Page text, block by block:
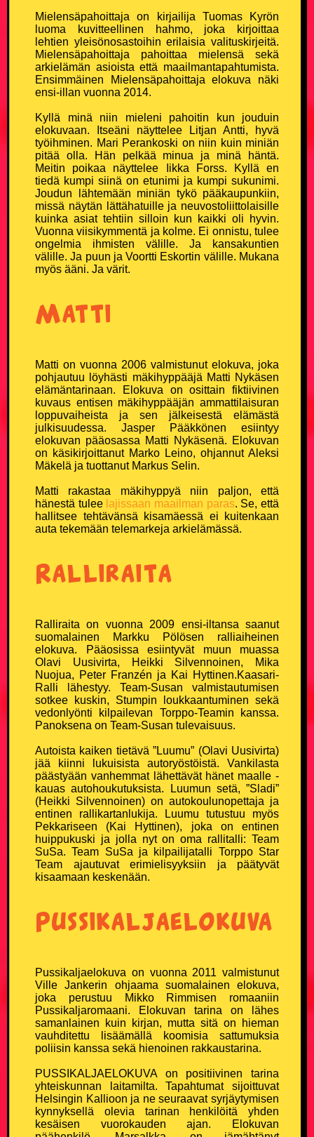
Miesten T-paidat
Naisten T-paidat
Lasten paidat
Lippikset ja myssyt
Mukit ja tarvikkeet
Vitsien Vitsit Verkkokauppa
SOSIAALINEN MEDIA
Facebook
Twitter X
Instagram
Mielensäpahoittaja on kirjailija Tuomas Kyrön
luoma kuvitteellinen hahmo, joka kirjoittaa
lehtien yleisönosastoihin erilaisia valituskirjeitä.
Mielensäpahoittaja pahoittaa mielensä sekä
arkielämän asioista että maailmantapahtumista.
Ensimmäinen Mielensäpahoittaja elokuva näki
ensi-illan vuonna 2014.
Kyllä minä niin mieleni pahoitin kun jouduin
elokuvaan. Itseäni näyttelee Litjan Antti, hyvä
työihminen. Mari Perankoski on niin kuin miniän
pitää olla. Hän pelkää minua ja minä häntä.
Meitin poikaa näyttelee Iikka Forss. Kyllä en
tiedä kumpi siinä on etunimi ja kumpi sukunimi.
Joudun lähtemään miniän tykö pääkaupunkiin,
missä näytän lättähatuille ja neuvostoliittolaisille
kuinka asiat tehtiin silloin kun kaikki oli hyvin.
Vuonna viisikymmentä ja kolme. Ei onnistu, tulee
ongelmia ihmisten välille. Ja kansakuntien
välille. Ja puun ja Voortti Eskortin välille. Mukana
myös ääni. Ja värit.
Matti
Matti on vuonna 2006 valmistunut elokuva, joka
pohjautuu löyhästi mäkihyppääjä Matti Nykäsen
elämäntarinaan. Elokuva on osittain fiktiivinen
kuvaus entisen mäkihyppääjän ammattilaisuran
loppuvaiheista ja sen jälkeisestä elämästä
julkisuudessa. Jasper Pääkkönen esiintyy
elokuvan pääosassa Matti Nykäsenä. Elokuvan
on käsikirjoittanut Marko Leino, ohjannut Aleksi
Mäkelä ja tuottanut Markus Selin.
Matti rakastaa mäkihyppyä niin paljon, että
hänestä tulee lajissaan maailman paras. Se, että
hallitsee tehtävänsä kisamäessä ei kuitenkaan
auta tekemään telemarkeja arkielämässä.
Ralliraita
Ralliraita on vuonna 2009 ensi-iltansa saanut
suomalainen Markku Pölösen ralliaiheinen
elokuva. Pääosissa esiintyvät muun muassa
Olavi Uusivirta, Heikki Silvennoinen, Mika
Nuojua, Peter Franzén ja Kai Hyttinen.Kaasari-
Ralli lähestyy. Team-Susan valmistautumisen
sotkee kuskin, Stumpin loukkaantuminen sekä
vedonlyönti kilpailevan Torppo-Teamin kanssa.
Panoksena on Team-Susan tulevaisuus.
Autoista kaiken tietävä ”Luumu” (Olavi Uusivirta)
jää kiinni lukuisista autoryöstöistä. Vankilasta
päästyään vanhemmat lähettävät hänet maalle -
kauas autohoukutuksista. Luumun setä, ”Sladi”
(Heikki Silvennoinen) on autokoulunopettaja ja
entinen rallikartanlukija. Luumu tutustuu myös
Pekkariseen (Kai Hyttinen), joka on entinen
huippukuski ja jolla nyt on oma rallitalli: Team
SuSa. Team SuSa ja kilpailijatalli Torppo Star
Team ajautuvat erimielisyyksiin ja päätyvät
kisaamaan keskenään.
Pussikaljaelokuva
Pussikaljaelokuva on vuonna 2011 valmistunut
Ville Jankerin ohjaama suomalainen elokuva,
joka perustuu Mikko Rimmisen romaaniin
Pussikaljaromaani. Elokuvan tarina on lähes
samanlainen kuin kirjan, mutta sitä on hieman
vauhditettu lisäämällä koomisia sattumuksia
poliisin kanssa sekä hienoinen rakkaustarina.
PUSSIKALJAELOKUVA on positiivinen tarina
yhteiskunnan laitamilta. Tapahtumat sijoittuvat
Helsingin Kallioon ja ne seuraavat syrjäytymisen
kynnyksellä olevia tarinan henkilöitä yhden
kesäisen vuorokauden ajan. Elokuvan